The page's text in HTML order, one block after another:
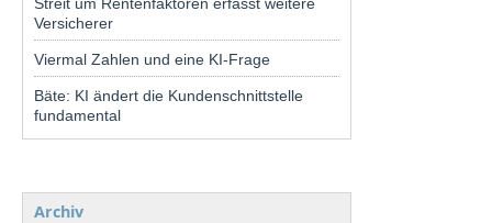
Versicherer
Viermal Zahlen und eine KI-Frage
Bäte: KI ändert die Kundenschnittstelle
fundamental
Archiv